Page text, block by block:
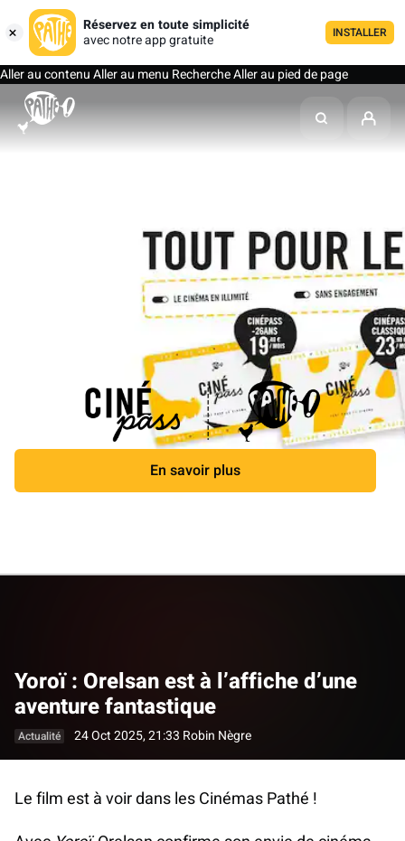
Réservez en toute simplicité
avec notre app gratuite
INSTALLER
Aller au contenuAller au menu RechercheAller au pied de page
En savoir plus
Yoroï : Orelsan est à l’affiche d’une
aventure fantastique
Actualité 24 Oct 2025, 21:33 Robin Nègre
Le film est à voir dans les Cinémas Pathé !